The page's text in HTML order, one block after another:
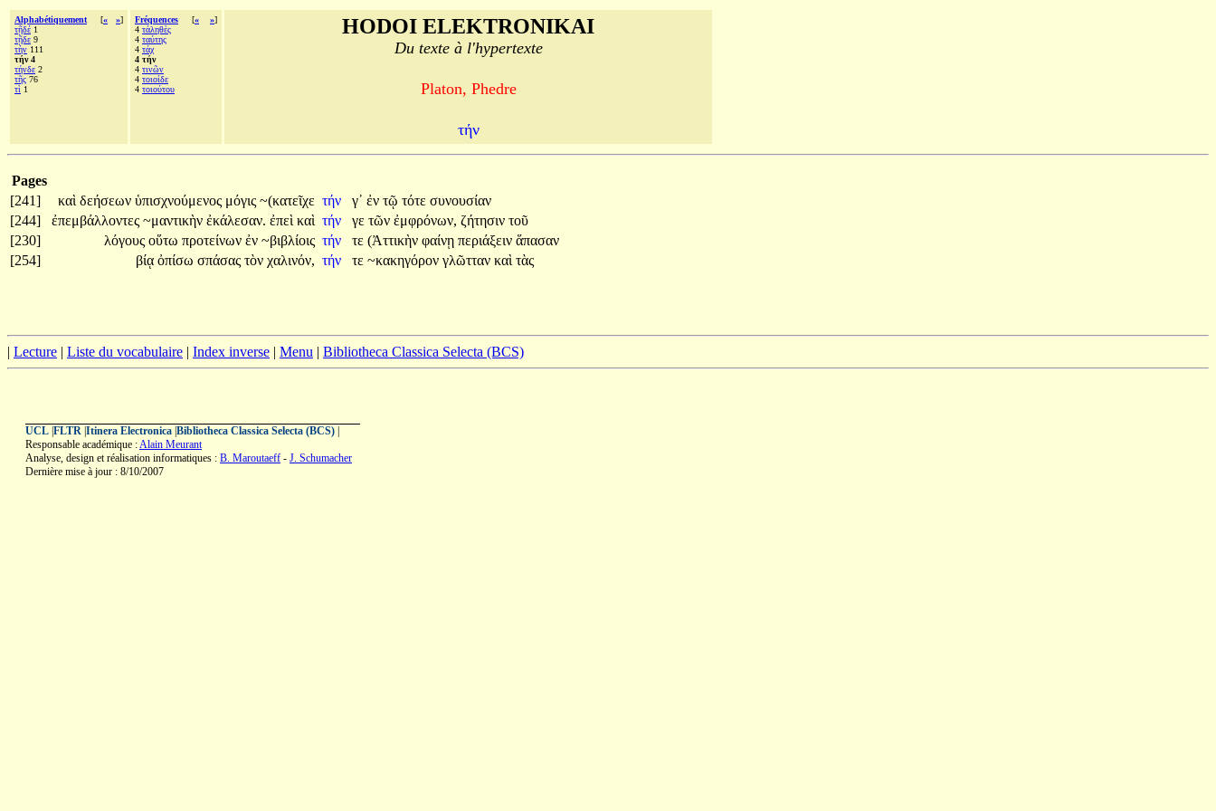
Alphabétiquement [« »]
τῇδέ 1
τῇδε 9
τὴν 111
τήν 4
τήνδε 2
τῆς 76
τὶ 1
Fréquences [« »]
4 τἀληθὲς
4 ταύτης
4 τάχ
4 τήν
4 τινῶν
4 τοιοίδε
4 τοιούτου
HODOI ELEKTRONIKAI
Du texte à l'hypertexte
Platon, Phedre
τήν
Pages
[241]
καὶ δεήσεων ὑπισχνούμενος μόγις ~(κατεῖχε τήν γ᾽ ἐν τῷ τότε συνουσίαν
[244]
ἐπεμβάλλοντες ~μαντικὴν ἐκάλεσαν. ἐπεὶ καὶ τήν γε τῶν ἐμφρόνων, ζήτησιν τοῦ
[230]
λόγους οὕτω προτείνων ἐν ~βιβλίοις τήν τε (Ἀττικὴν φαίνῃ περιάξειν ἅπασαν
[254]
βίᾳ ὀπίσω σπάσας τὸν χαλινόν, τήν τε ~κακηγόρον γλῶτταν καὶ τὰς
| Lecture | Liste du vocabulaire | Index inverse | Menu | Bibliotheca Classica Selecta (BCS)
UCL FLTR Itinera Electronica Bibliotheca Classica Selecta (BCS)
Responsable académique :Alain Meurant
Analyse, design et réalisation informatiques : B. Maroutaeff - J. Schumacher
Dernière mise à jour : 8/10/2007